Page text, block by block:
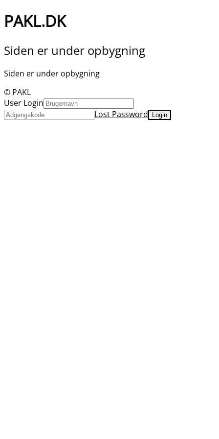
PAKL.DK
Siden er under opbygning
Siden er under opbygning
© PAKL
User Login
Lost Password